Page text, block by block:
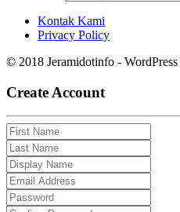
Kontak Kami
Privacy Policy
© 2018 Jeramidotinfo -
Create Account